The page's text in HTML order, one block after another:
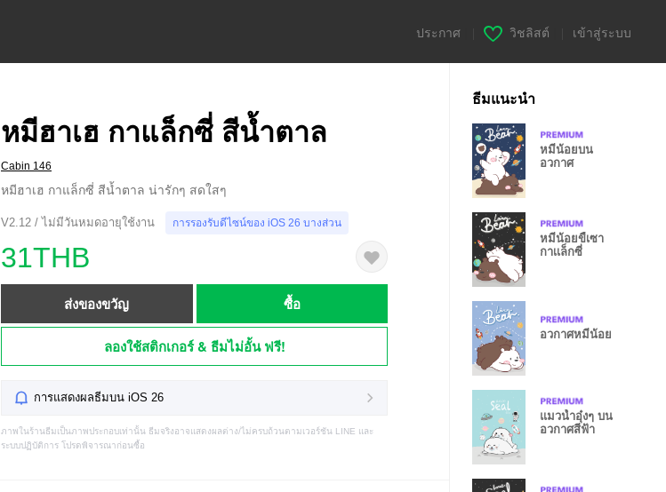
ประกาศ วิชลิสต์ เข้าสู่ระบบ
หมีฮาเฮ กาแล็กซี่ สีน้ำตาล
Cabin 146
หมีฮาเฮ กาแล็กซี่ สีน้ำตาล น่ารักๆ สดใสๆ
V2.12 / ไม่มีวันหมดอายุใช้งาน การรองรับดีไซน์ของ iOS 26 บางส่วน
31THB
ส่งของขวัญ ซื้อ
ลองใช้สติกเกอร์ & ธีมไม่อั้น ฟรี!
การแสดงผลธีมบน iOS 26
ภาพในร้านธีมเป็นภาพประกอบเท่านั้น ธีมจริงอาจแสดงผลต่าง/ไม่ครบถ้วนตามเวอร์ชัน LINE และ
ระบบปฏิบัติการ โปรดพิจารณาก่อนซื้อ
ธีมแนะนำ
หมีน้อยบน
อวกาศ
หมีน้อยขี้เซา
กาเเล็กซี่
อวกาศหมีน้อย
แมวน้ำอุ๋งๆ บน
อวกาศสีฟ้า